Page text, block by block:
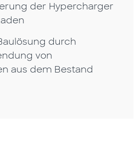
der Hypercharger
durch
von
aus dem Bestand